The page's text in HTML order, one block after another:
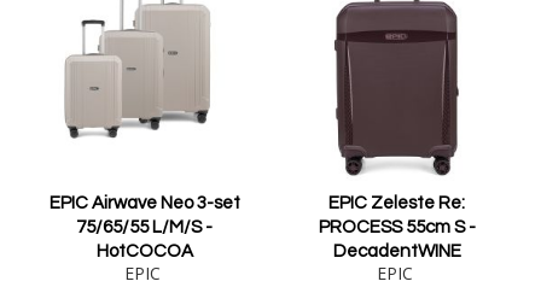
EPIC Airwave Neo 3-set
75/65/55 L/M/S -
HotCOCOA
EPIC
EPIC Zeleste Re:
PROCESS 55cm S -
DecadentWINE
EPIC